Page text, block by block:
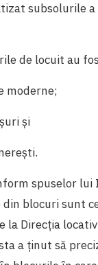
subsolurile
de locuit au
moderne;
și
spuselor lui
blocuri sunt
la Direcția
a ținut să